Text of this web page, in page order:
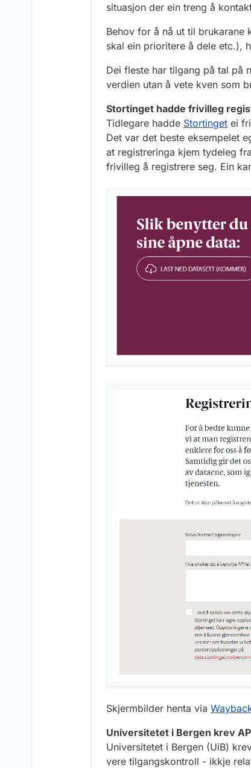
situasjon der ein treng å
Behov for å nå ut til brukarane
skal ein prioritere å dele etc.),
Dei fleste har tilgang på tal på
verdien utan å vete kven som
Stortinget hadde frivilleg
Tidlegare hadde Stortinget ei
Det var det beste eksempelet
at registreringa kjem tydeleg
frivilleg å registrere seg. Ein
Skjermbilder henta via
Universitetet i Bergen krev
Universitetet i Bergen (UiB)
vere tilgangskontroll - ikkje